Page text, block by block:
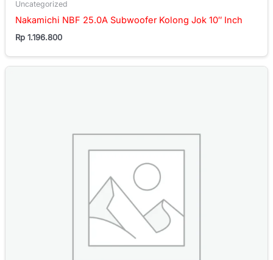
Uncategorized
Nakamichi NBF 25.0A Subwoofer Kolong Jok 10″ Inch
Rp 1.196.800